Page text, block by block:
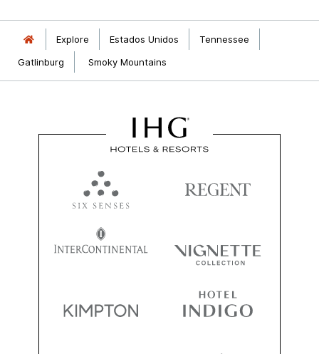
Explore Estados Unidos
Tennessee
Gatlinburg
Smoky Mountains